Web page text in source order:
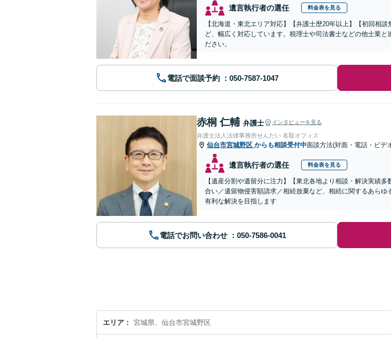
遺言執行者の選任 料金表を見る
【北海道・東北エリア対応】【弁護士歴20年以上】【初回相
ど、幅広く対応しています。税理士や司法書士などの他士業
ださい。
電話で面談予約
赤桐 仁輔 弁護士 インタビューを見る
弁護士法人法律事務所せんだい 名取オフィス
仙台市宮城野区 からも相談受付中面談方法(対面・電話・ビデ
遺言執行者の選任 料金表を見る
【遺産分割や遺留分に注力】【東北各地より相談・解決実績
合い／遺留物侵害額請求／相続放棄など、相続に関するあらゆ
有利な解決を目指します
電話でお問い合わせ
エリア 宮城県、仙台市宮城野区